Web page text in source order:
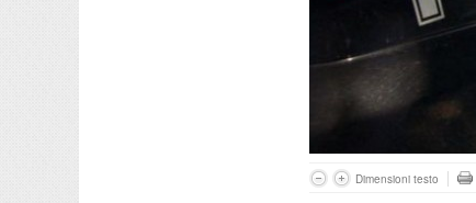
Dimensioni testo